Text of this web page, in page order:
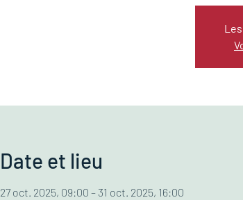
Date et lieu
27 oct. 2025, 09:00 – 31 oct. 2025, 16:00